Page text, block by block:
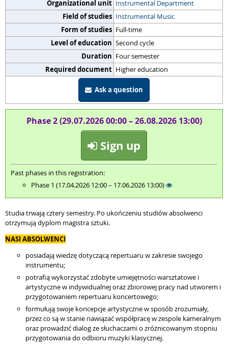
Organizational unit Instrumental Department
Field of studies Instrumental Music
Form of studies Full-time
Level of education Second cycle
Duration Four semester
Required document Higher education
Ask a question
Phase 2 (29.07.2026 00:00 – 26.08.2026 13:00)
Sign up
Past phases in this registration:
Phase 1 (17.04.2026 12:00 – 17.06.2026 13:00)
Studia trwają cztery semestry. Po ukończeniu studiów absolwenci
otrzymują dyplom magistra sztuki.
NASI ABSOLWENCI
posiadają wiedzę dotyczącą repertuaru w zakresie swojego
instrumentu;
potrafią wykorzystać zdobyte umiejętności warsztatowe i
artystyczne w indywidualnej oraz zbiorowej pracy nad utworem i
przygotowaniem repertuaru koncertowego;
formułują swoje koncepcje artystyczne w sposób zrozumiały,
przez co są w stanie nawiązać współpracę w zespole kameralnym
oraz prowadzić dialog ze słuchaczami o zróżnicowanym stopniu
przygotowania do odbioru muzyki klasycznej.